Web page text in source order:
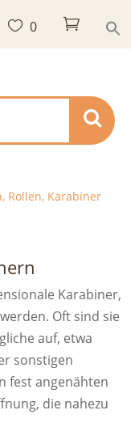
 0 
Rollen, Karabiner
Karabiner,
Oft sind sie
auf, etwa
sonstigen
fest angenähten
die nahezu